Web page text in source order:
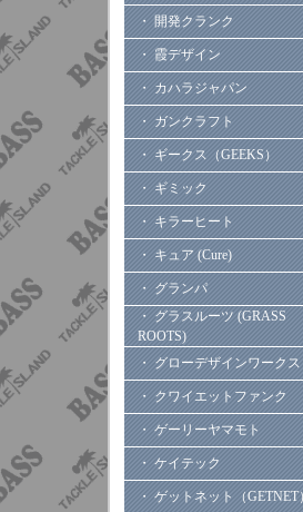
・ 開発クランク
・ 霞デザイン
・ カハラジャパン
・ ガンクラフト
・ ギークス（GEEKS）
・ ギミック
・ キラーヒート
・ キュア (Cure)
・ グランパ
・ グラスルーツ (GRASS
ROOTS)
・ グローデザインワークス
・ クワイエットファンク
・ ゲーリーヤマモト
・ ケイテック
・ ゲットネット（GETNET